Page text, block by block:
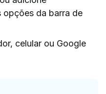
opções da barra de
celular ou Google